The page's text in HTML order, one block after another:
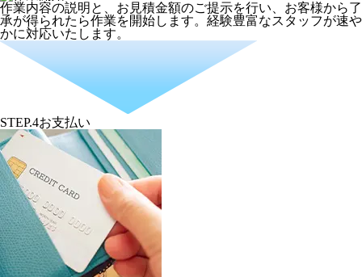
作業内容の説明と、お見積金額のご提示を行い、お客様から了
承が得られたら作業を開始します。経験豊富なスタッフが速や
かに対応いたします。
STEP.4お支払い